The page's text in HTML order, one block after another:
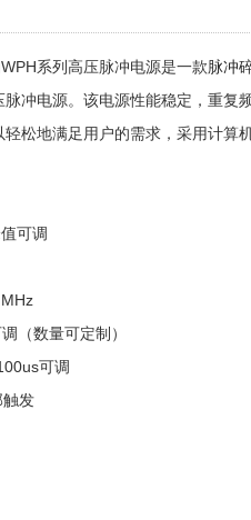
系列高压脉冲电源是一款脉冲
冲电源。该电源性能稳定，重复
松地满足用户的需求，采用计算
可调
（数量可定制）
可调
触发